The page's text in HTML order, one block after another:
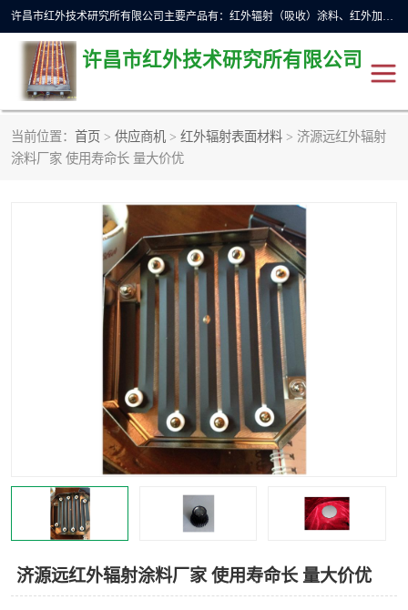
许昌市红外技术研究所有限公司主要产品有：红外辐射（吸收）涂料、红外加热元件、红外辐射加热模块（板）、红外辐射加热炉（箱）、快速红外辐射加热器、系列高端红外加热实验设备、系列红外加热控制器等。
许昌市红外技术研究所有限公司
当前位置： 首页 > 供应商机 > 红外辐射表面材料 > 济源远红外辐射
涂料厂家 使用寿命长 量大价优
济源远红外辐射涂料厂家 使用寿命长 量大价优
红外加热设备
红外辐射涂料 红外辐射加热器
红外辐射加热模块 定制红外加热实验设备
红外加热元件 红外辐射吸收涂料
高端红外加热实验设备 电工电气
红外加热控制器
热环境试验设备
红外辐射表面材料 定波长红外辐射加热器
快速红外辐射聚焦炉